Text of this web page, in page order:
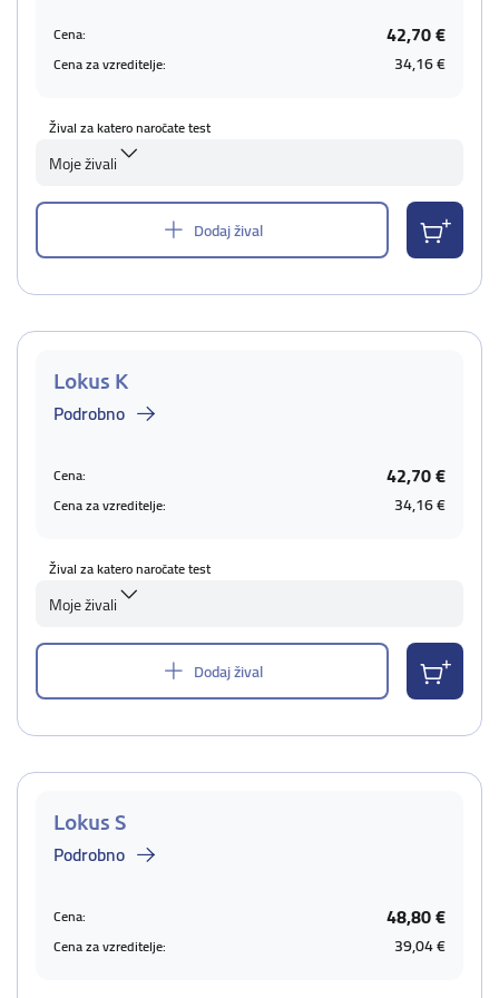
Cena: 42,70 €
Cena za vzreditelje: 34,16 €
Žival za katero naročate test
Moje živali
Dodaj žival
Lokus K
Podrobno
Cena: 42,70 €
Cena za vzreditelje: 34,16 €
Žival za katero naročate test
Moje živali
Dodaj žival
Lokus S
Podrobno
Cena: 48,80 €
Cena za vzreditelje: 39,04 €